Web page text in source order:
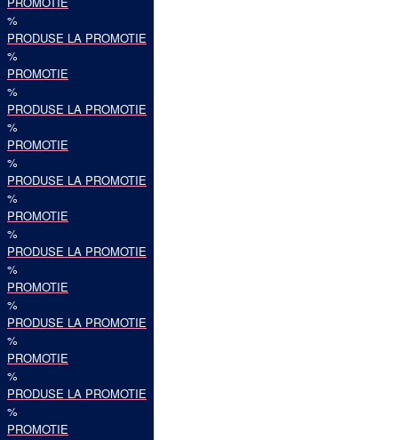
%
PRODUSE LA PROMOTIE
%
PROMOTIE
%
PRODUSE LA PROMOTIE
%
PROMOTIE
%
PRODUSE LA PROMOTIE
%
PROMOTIE
%
PRODUSE LA PROMOTIE
%
PROMOTIE
%
PRODUSE LA PROMOTIE
%
PROMOTIE
%
PRODUSE LA PROMOTIE
%
PROMOTIE